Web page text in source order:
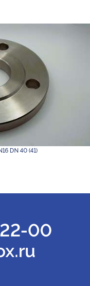
DN 40 (41)
22-00